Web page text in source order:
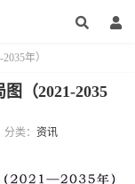
年）
（2021-2035
分类： 资讯